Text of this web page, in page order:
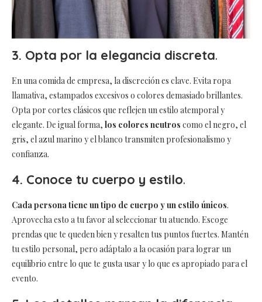
3. Opta por la elegancia discreta.
En una comida de empresa, la discreción es clave. Evita ropa
llamativa, estampados excesivos o colores demasiado brillantes.
Opta por cortes clásicos que reflejen un estilo atemporal y
elegante. De igual forma, los colores neutros como el negro, el
gris, el azul marino y el blanco transmiten profesionalismo y
confianza.
4. Conoce tu cuerpo y estilo.
Cada persona tiene un tipo de cuerpo y un estilo únicos.
Aprovecha esto a tu favor al seleccionar tu atuendo. Escoge
prendas que te queden bien y resalten tus puntos fuertes. Mantén
tu estilo personal, pero adáptalo a la ocasión para lograr un
equilibrio entre lo que te gusta usar y lo que es apropiado para el
evento.